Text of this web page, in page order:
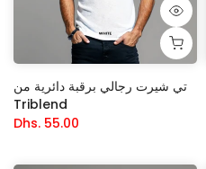
تي شيرت رجالي برقبة دائرية من
Triblend
Dhs. 55.00